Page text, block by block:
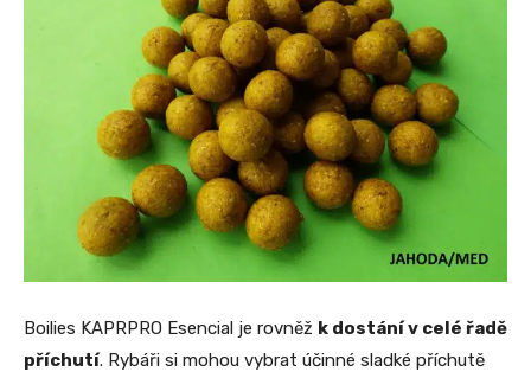
Boilies KAPRPRO Esencial je rovněž k dostání v celé řadě
příchutí. Rybáři si mohou vybrat účinné sladké příchutě